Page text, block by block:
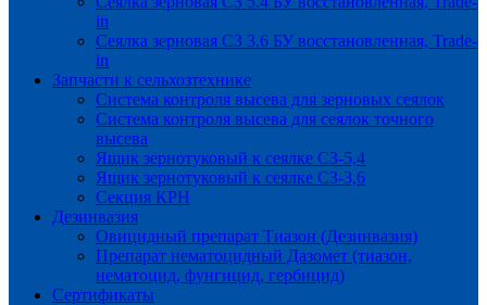
in
Сеялка зерновая СЗ 3.6 БУ восстановленная, Trade-
in
Запчасти к сельхозтехнике
Система контроля высева для зерновых сеялок
Система контроля высева для сеялок точного
высева
Ящик зернотуковый к сеялке СЗ-5,4
Ящик зернотуковый к сеялке СЗ-3,6
Секция КРН
Дезинвазия
Овицидный препарат Тиазон (Дезинвазия)
Препарат нематоцидный Дазомет (тиазон,
нематоцид, фунгицид, гербицид)
Сертификаты